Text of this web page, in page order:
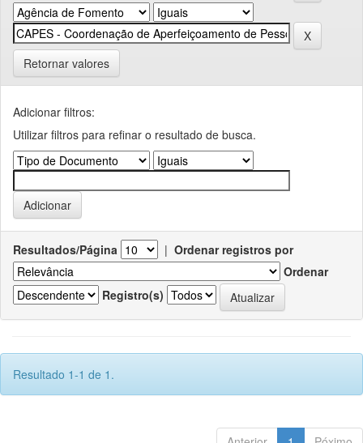
Retornar valores
Adicionar filtros:
Utilizar filtros para refinar o resultado de busca.
Resultados/Página | Ordenar registros por
Ordenar
Registro(s)
Resultado 1-1 de 1.